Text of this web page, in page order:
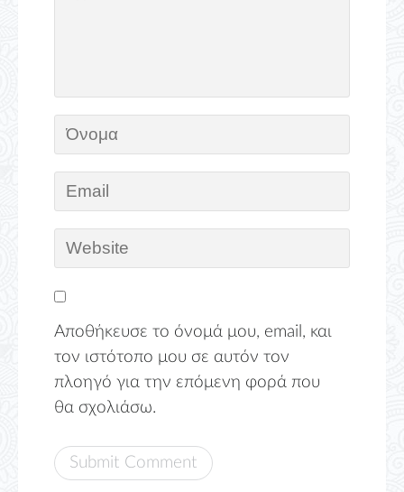
Αποθήκευσε το όνομά μου, email, και
τον ιστότοπο μου σε αυτόν τον
πλοηγό για την επόμενη φορά που
θα σχολιάσω.